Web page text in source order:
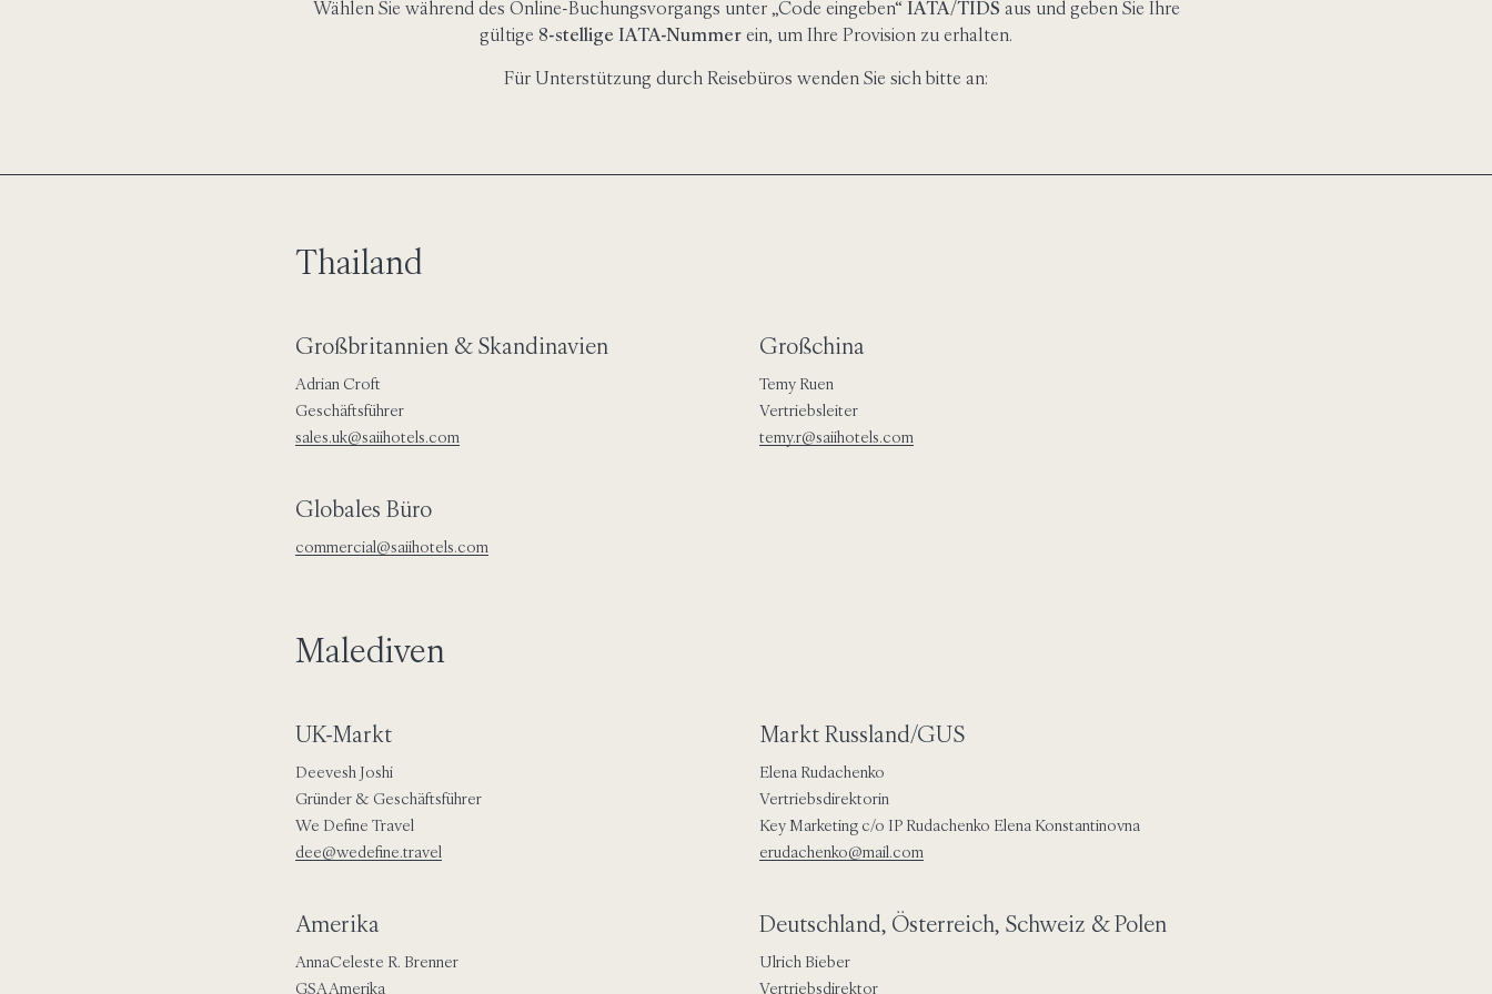
Wählen Sie während des Online-Buchungsvorgangs unter „Code eingeben“ IATA/TIDS aus und geben Sie Ihre
gültige 8-stellige IATA-Nummer ein, um Ihre Provision zu erhalten.
Für Unterstützung durch Reisebüros wenden Sie sich bitte an:
Thailand
Großbritannien & Skandinavien
Adrian Croft
Geschäftsführer
sales.uk@saiihotels.com
Großchina
Temy Ruen
Vertriebsleiter
temy.r@saiihotels.com
Globales Büro
commercial@saiihotels.com
Malediven
UK-Markt
Deevesh Joshi
Gründer & Geschäftsführer
We Define Travel
dee@wedefine.travel
Markt Russland/GUS
Elena Rudachenko
Vertriebsdirektorin
Key Marketing c/o IP Rudachenko Elena Konstantinovna
erudachenko@mail.com
Amerika
AnnaCeleste R. Brenner
GSA Amerika
Deutschland, Österreich, Schweiz & Polen
Ulrich Bieber
Vertriebsdirektor